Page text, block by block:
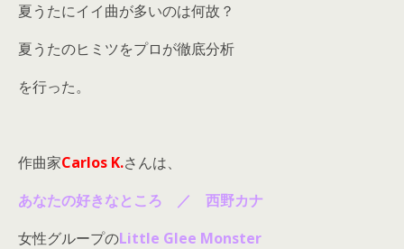
夏うたにイイ曲が多いのは何故？
夏うたのヒミツをプロが徹底分析
を行った。
作曲家Carlos K.さんは、
あなたの好きなところ ／ 西野カナ
女性グループのLittle Glee Monster